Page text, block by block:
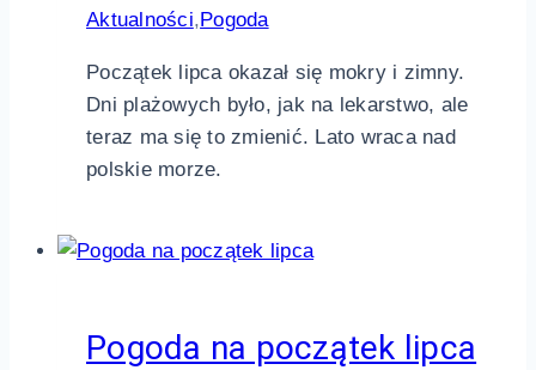
Aktualności,Pogoda
Początek lipca okazał się mokry i zimny.
Dni plażowych było, jak na lekarstwo, ale
teraz ma się to zmienić. Lato wraca nad
polskie morze.
Pogoda na początek lipca